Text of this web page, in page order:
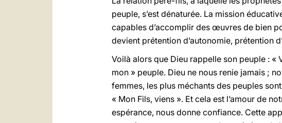
peuple, s’est dénaturée. La mission
capables d’accomplir des œuvres de bien
devient prétention d’autonomie, prétention
Voilà alors que Dieu rappelle son peuple : «
mon » peuple. Dieu ne nous renie jamais ;
femmes, les plus méchants des peuples
« Mon Fils, viens ». Et cela est l’amour de
espérance, nous donne confiance. Cette